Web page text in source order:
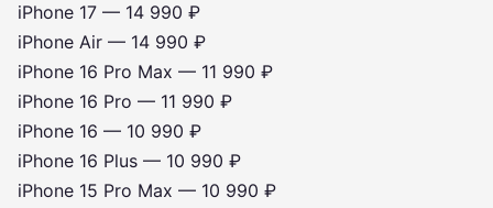
iPhone 17 — 14 990 ₽
iPhone Air — 14 990 ₽
iPhone 16 Pro Max — 11 990 ₽
iPhone 16 Pro — 11 990 ₽
iPhone 16 — 10 990 ₽
iPhone 16 Plus — 10 990 ₽
iPhone 15 Pro Max — 10 990 ₽